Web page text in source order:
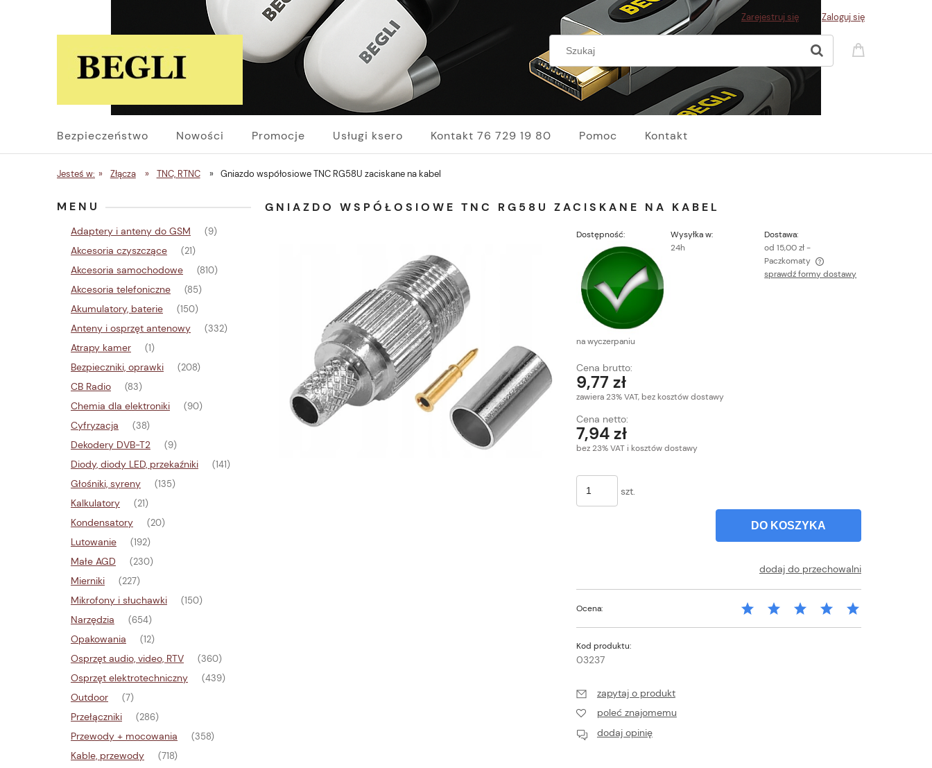
Zarejestruj się Zaloguj się
Bezpieczeństwo Nowości Promocje Usługi ksero Kontakt 76 729 19 80 Pomoc Kontakt
Jesteś w: » Złącza » TNC, RTNC » Gniazdo współosiowe TNC RG58U zaciskane na kabel
MENU
Adaptery i anteny do GSM (9)
Akcesoria czyszczące (21)
Akcesoria samochodowe (810)
Akcesoria telefoniczne (85)
Akumulatory, baterie (150)
Anteny i osprzęt antenowy (332)
Atrapy kamer (1)
Bezpieczniki, oprawki (208)
CB Radio (83)
Chemia dla elektroniki (90)
Cyfryzacja (38)
Dekodery DVB-T2 (9)
Diody, diody LED, przekaźniki (141)
Głośniki, syreny (135)
Kalkulatory (21)
Kondensatory (20)
Lutowanie (192)
Małe AGD (230)
Mierniki (227)
Mikrofony i słuchawki (150)
Narzędzia (654)
Opakowania (12)
Osprzęt audio, video, RTV (360)
Osprzęt elektrotechniczny (439)
Outdoor (7)
Przełączniki (286)
Przewody + mocowania (358)
Kable, przewody (718)
GNIAZDO WSPÓŁOSIOWE TNC RG58U ZACISKANE NA KABEL
Dostępność:
na wyczerpaniu
Wysyłka w:
24h
Dostawa:
od 15,00 zł -
Paczkomaty
Cena nie zawiera ewentualnych kosztów
płatności
sprawdź formy dostawy
Cena brutto:
9,77 zł
zawiera 23% VAT, bez kosztów dostawy
Cena netto:
7,94 zł
bez 23% VAT i kosztów dostawy
szt.
DO KOSZYKA
dodaj do przechowalni
Ocena:
Kod produktu:
03237
zapytaj o produkt
poleć znajomemu
dodaj opinię